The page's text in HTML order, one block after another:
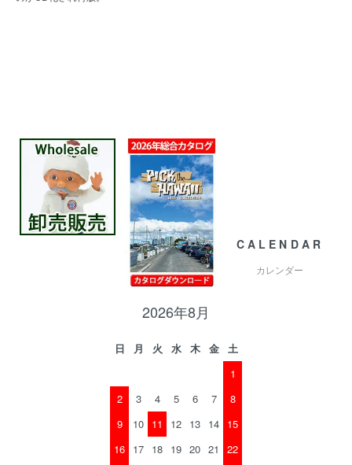
CALENDAR
カレンダー
2026年8月
日 月 火 水 木 金
土
1
2
3 4 5 6 7
8
9
10 11 12 13 14 15
16 17 18 19 20 21
22